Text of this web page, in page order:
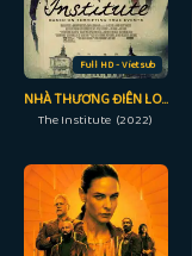
Full HD - Vietsub
NHÀ THƯƠNG ĐIÊN LOẠN
The Institute (2022)